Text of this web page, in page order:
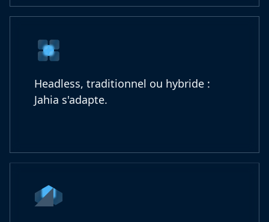
Headless, traditionnel ou hybride :
Jahia s'adapte.